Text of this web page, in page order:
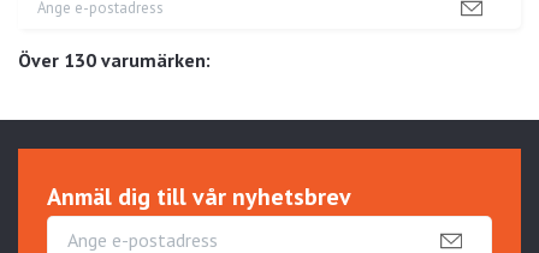
Över 130 varumärken:
Anmäl dig till vår nyhetsbrev